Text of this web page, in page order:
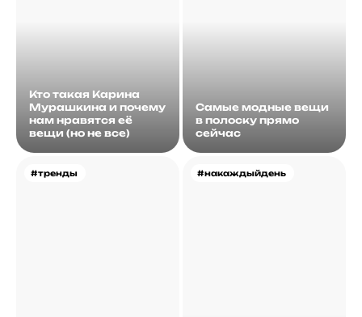
Кто такая Карина
Мурашкина и почему
нам нравятся её
вещи (но не все)
Самые модные вещи
в полоску прямо
сейчас
#тренды #накаждыйдень